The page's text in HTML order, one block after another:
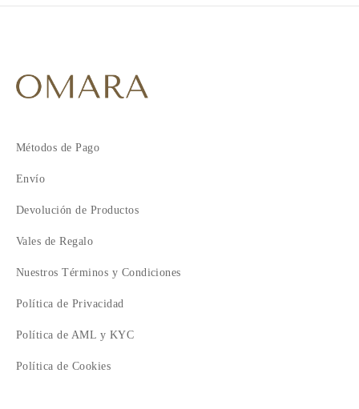
Métodos de Pago
Envío
Devolución de Productos
Vales de Regalo
Nuestros Términos y Condiciones
Política de Privacidad
Política de AML y KYC
Política de Cookies